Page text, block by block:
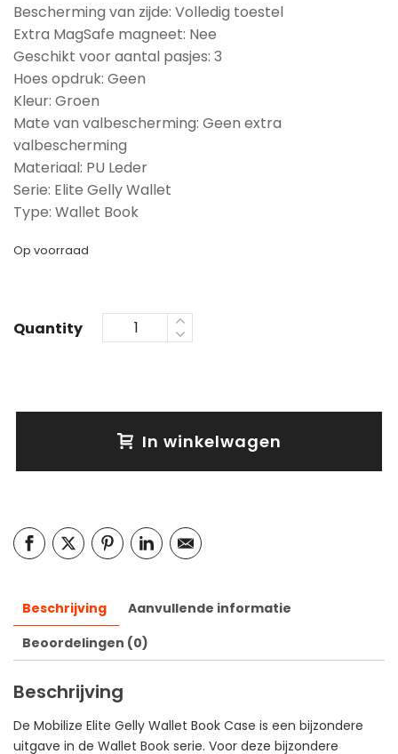
Bescherming van zijde: Volledig toestel
Extra MagSafe magneet: Nee
Geschikt voor aantal pasjes: 3
Hoes opdruk: Geen
Kleur: Groen
Mate van valbescherming: Geen extra
valbescherming
Materiaal: PU Leder
Serie: Elite Gelly Wallet
Type: Wallet Book
Op voorraad
Quantity
In winkelwagen
Beschrijving
Aanvullende informatie
Beoordelingen (0)
Beschrijving
De Mobilize Elite Gelly Wallet Book Case is een bijzondere
uitgave in de Wallet Book serie. Voor deze bijzondere